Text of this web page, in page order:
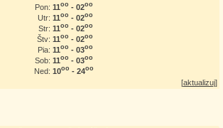
Pon: 11oo - 02oo
Utr: 11oo - 02oo
Str: 11oo - 02oo
Štv: 11oo - 02oo
Pia: 11oo - 03oo
Sob: 11oo - 03oo
Ned: 10oo - 24oo
[aktualizuj]